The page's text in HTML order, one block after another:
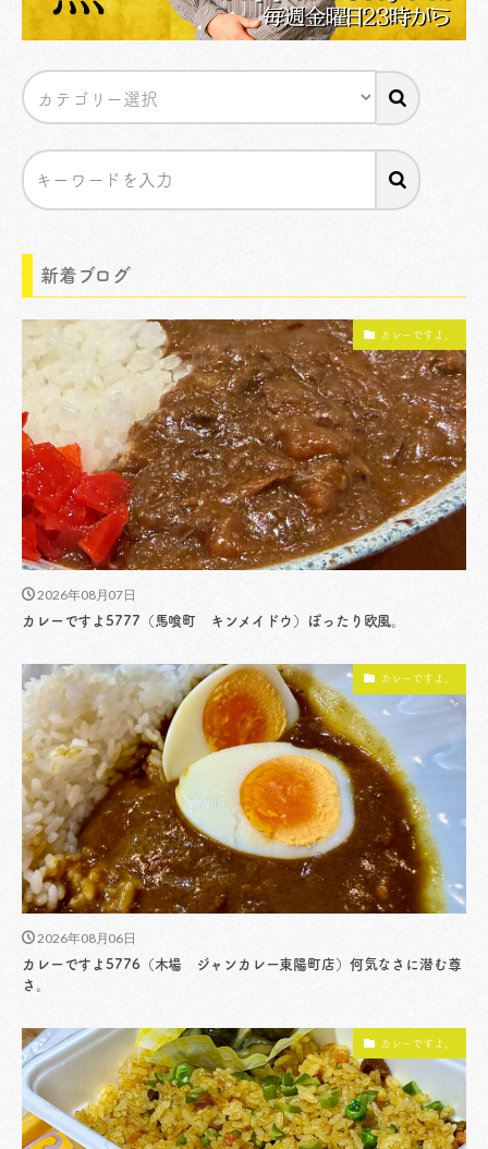
新着ブログ
カレーですよ。
2026年08月07日
カレーですよ5777（馬喰町 キンメイドウ）ぽったり欧風。
カレーですよ。
2026年08月06日
カレーですよ5776（木場 ジャンカレー東陽町店）何気なさに潜む尊
さ。
カレーですよ。